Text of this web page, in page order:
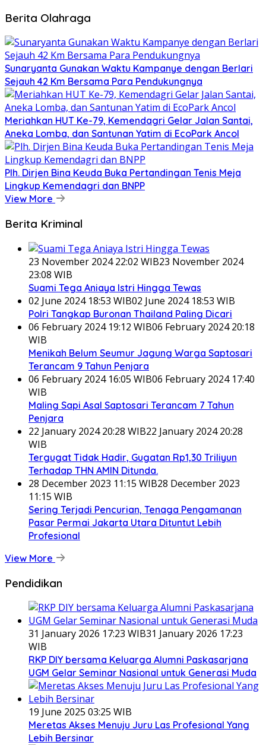
Berita Olahraga
Sunaryanta Gunakan Waktu Kampanye dengan Berlari
Sejauh 42 Km Bersama Para Pendukungnya
Meriahkan HUT Ke-79, Kemendagri Gelar Jalan Santai,
Aneka Lomba, dan Santunan Yatim di EcoPark Ancol
Plh. Dirjen Bina Keuda Buka Pertandingan Tenis Meja
Lingkup Kemendagri dan BNPP
View More
Berita Kriminal
23 November 2024 22:02 WIB23 November 2024
23:08 WIB
Suami Tega Aniaya Istri Hingga Tewas
02 June 2024 18:53 WIB02 June 2024 18:53 WIB
Polri Tangkap Buronan Thailand Paling Dicari
06 February 2024 19:12 WIB06 February 2024 20:18
WIB
Menikah Belum Seumur Jagung Warga Saptosari
Terancam 9 Tahun Penjara
06 February 2024 16:05 WIB06 February 2024 17:40
WIB
Maling Sapi Asal Saptosari Terancam 7 Tahun
Penjara
22 January 2024 20:28 WIB22 January 2024 20:28
WIB
Tergugat Tidak Hadir, Gugatan Rp1,30 Triliyun
Terhadap THN AMIN Ditunda.
28 December 2023 11:15 WIB28 December 2023
11:15 WIB
Sering Terjadi Pencurian, Tenaga Pengamanan
Pasar Permai Jakarta Utara Dituntut Lebih
Profesional
View More
Pendidikan
31 January 2026 17:23 WIB31 January 2026 17:23
WIB
RKP DIY bersama Keluarga Alumni Paskasarjana
UGM Gelar Seminar Nasional untuk Generasi Muda
19 June 2025 03:25 WIB
Meretas Akses Menuju Juru Las Profesional Yang
Lebih Bersinar